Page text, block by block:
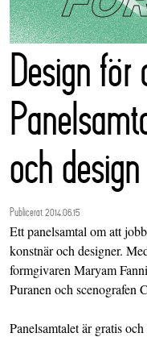
Design
och design
Publicerat 2014.06.15
Ett panelsamtal om att
konstnär och designer.
formgivaren Maryam
Puranen och scenografen
Panelsamtalet är gratis